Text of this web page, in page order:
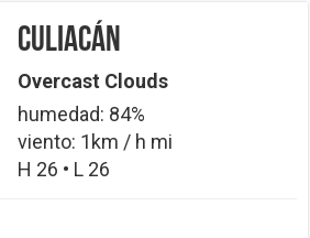
Culiacán
Overcast Clouds
humedad: 84%
viento: 1km / h mi
H 26 • L 26